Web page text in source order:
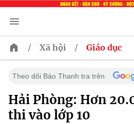
/ Xã hội / Giáo dục
Theo dõi Báo Thanh tra trên
Hải Phòng: Hơn
thi vào lớp 10